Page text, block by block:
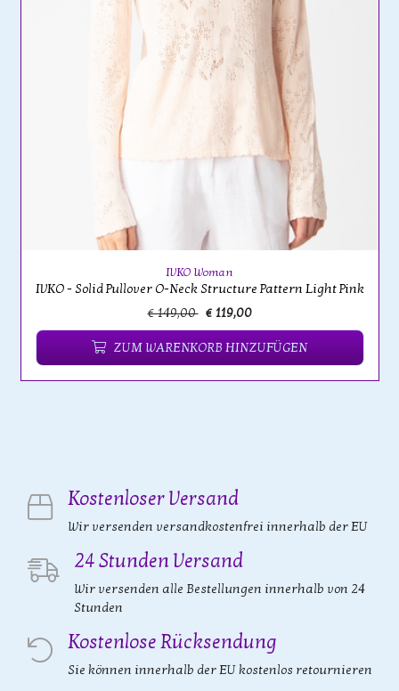
IVKO Woman
IVKO - Solid Pullover O-Neck Structure Pattern Light Pink
€ 149,00 € 119,00
ZUM WARENKORB HINZUFÜGEN
Kostenloser Versand
Wir versenden versandkostenfrei innerhalb der EU
24 Stunden Versand
Wir versenden alle Bestellungen innerhalb von 24
Stunden
Kostenlose Rücksendung
Sie können innerhalb der EU kostenlos retournieren